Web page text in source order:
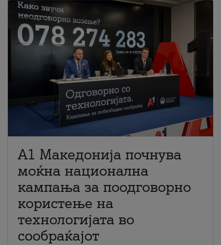
A1 Македонија почнува
моќна национална
кампања за поодговорно
користење на
технологијата во
сообраќајот